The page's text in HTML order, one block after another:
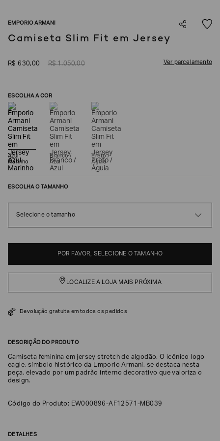
EMPORIO ARMANI
Camiseta Slim Fit em Jersey
R$ 630,00 R$ 1.050,00 Ver parcelamento
ESCOLHA A COR
Azul
Marinho
Branco /
Azul
Preto /
Águia
ESCOLHA O TAMANHO
Selecione o tamanho
POR FAVOR, SELECIONE O TAMANHO
LOCALIZE A LOJA MAIS PRÓXIMA
Devolução gratuita em todos os pedidos
DESCRIÇÃO DO PRODUTO
Camiseta feminina em jersey stretch de algodão. O icônico logo
eagle, símbolo histórico da Emporio Armani, se destaca nesta
peça, elevado por um padrão interno decorativo que valoriza o
design.
Código do Produto: EW000896-AF12571-MB039
DETALHES
NASCIMENTO*
Estou
interessado
nas
seguintes
Marcas
tópicos
Selecionar
Giorgio
Emporio
Femininos
Armani
Values